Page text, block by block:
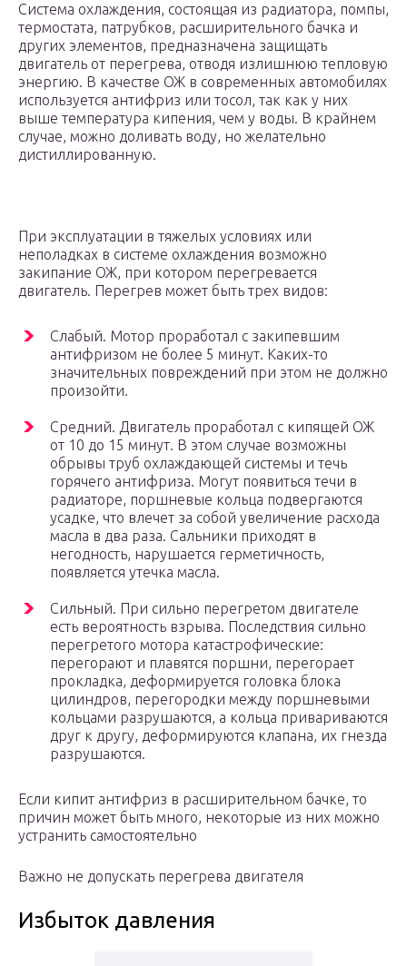
Система охлаждения, состоящая из радиатора, помпы,
термостата, патрубков, расширительного бачка и
других элементов, предназначена защищать
двигатель от перегрева, отводя излишнюю тепловую
энергию. В качестве ОЖ в современных автомобилях
используется антифриз или тосол, так как у них
выше температура кипения, чем у воды. В крайнем
случае, можно доливать воду, но желательно
дистиллированную.
При эксплуатации в тяжелых условиях или
неполадках в системе охлаждения возможно
закипание ОЖ, при котором перегревается
двигатель. Перегрев может быть трех видов:
Слабый. Мотор проработал с закипевшим
антифризом не более 5 минут. Каких-то
значительных повреждений при этом не должно
произойти.
Средний. Двигатель проработал с кипящей ОЖ
от 10 до 15 минут. В этом случае возможны
обрывы труб охлаждающей системы и течь
горячего антифриза. Могут появиться течи в
радиаторе, поршневые кольца подвергаются
усадке, что влечет за собой увеличение расхода
масла в два раза. Сальники приходят в
негодность, нарушается герметичность,
появляется утечка масла.
Сильный. При сильно перегретом двигателе
есть вероятность взрыва. Последствия сильно
перегретого мотора катастрофические:
перегорают и плавятся поршни, перегорает
прокладка, деформируется головка блока
цилиндров, перегородки между поршневыми
кольцами разрушаются, а кольца привариваются
друг к другу, деформируются клапана, их гнезда
разрушаются.
Если кипит антифриз в расширительном бачке, то
причин может быть много, некоторые из них можно
устранить самостоятельно
Важно не допускать перегрева двигателя
Избыток давления